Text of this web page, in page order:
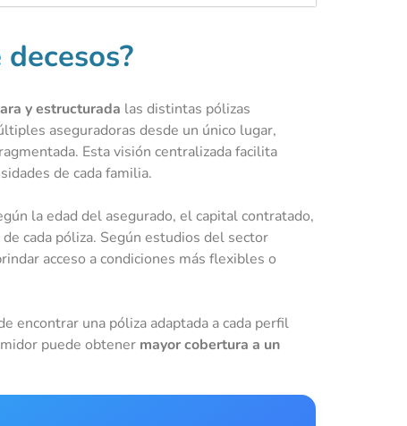
y estructurada las distintas pólizas
aseguradoras desde un único lugar,
Esta visión centralizada facilita
de cada familia.
la edad del asegurado, el capital contratado,
cada póliza. Según estudios del sector
acceso a condiciones más flexibles o
encontrar una póliza adaptada a cada perfil
puede obtener mayor cobertura a un